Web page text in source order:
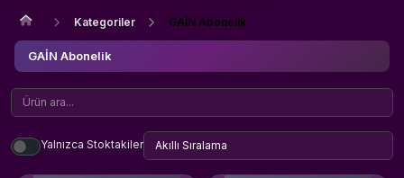
Kategoriler GAİN Abonelik
GAİN Abonelik
Yalnızca Stoktakiler